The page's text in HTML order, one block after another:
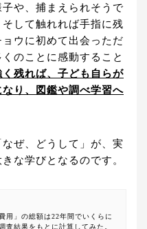
や、捕まえられそうで
して触れれば手指に残
ウに初めて出会っただ
のことに感動すること
残れば、子ども自らが
り、図鑑や調べ学習へ
ぜ、どうして」が、実
な学びとなるのです。
用」の総額は22年間でいくらに
結果をもとに計算してみた。